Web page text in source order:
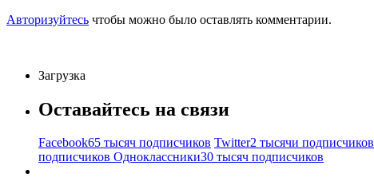
Авторизуйтесь чтобы можно было оставлять комментарии.
Загрузка
Оставайтесь на связи
Facebook65 тысяч подписчиков Twitter2 тысячи подписчиков
подписчиков Одноклассники30 тысяч подписчиков